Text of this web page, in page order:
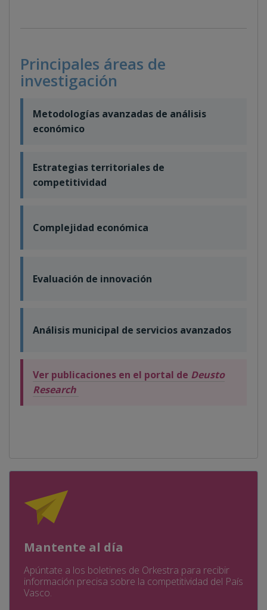
Principales áreas de
investigación
Metodologías avanzadas de análisis
económico
Estrategias territoriales de
competitividad
Complejidad económica
Evaluación de innovación
Análisis municipal de servicios avanzados
Ver publicaciones en el portal de Deusto
Research
Mantente al día
Apúntate a los boletines de Orkestra para recibir
información precisa sobre la competitividad del País
Vasco.